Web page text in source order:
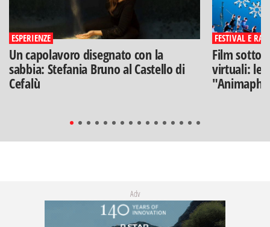
ESPERIENZE
Un capolavoro disegnato con la
sabbia: Stefania Bruno al Castello di
Cefalù
FESTIVAL E
Film sotto
virtuali: le
Adv